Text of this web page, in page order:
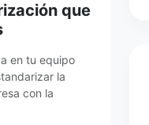
que
en tu equipo
la
con la